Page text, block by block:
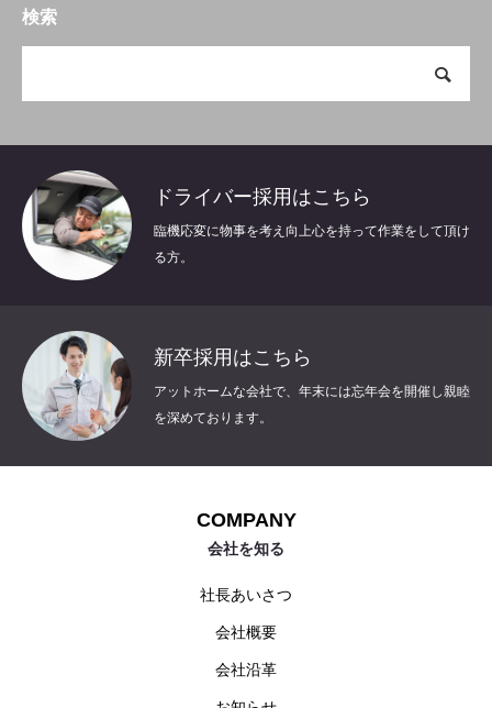
検索
ドライバー採用はこちら
臨機応変に物事を考え向上心を持って作業をして頂け
る方。
新卒採用はこちら
アットホームな会社で、年末には忘年会を開催し親睦
を深めております。
COMPANY
会社を知る
社長あいさつ
会社概要
会社沿革